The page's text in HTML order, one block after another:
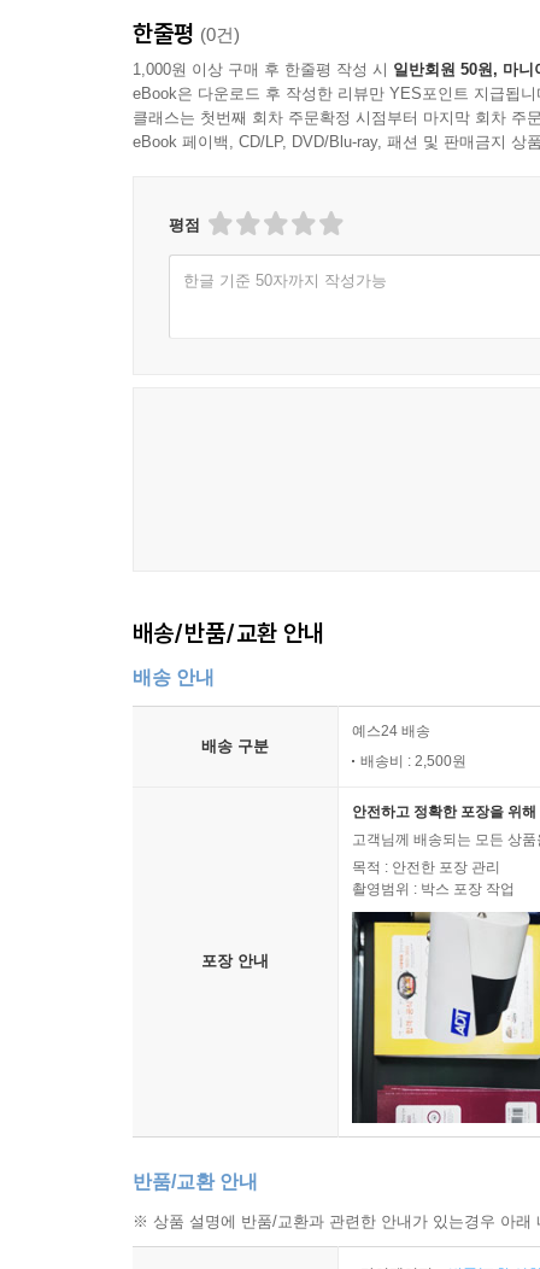
정도다. 내가 읽은 것들이 나의 오늘에 자연스레
―모호했던 일상이 글로 쓰이는 순간에 선명해지
되곤 했다. 있는지도 몰랐던 것을 보이게 하는 언
싶었어’라고 외쳤던 몇 년 전의 내가 아직도 내 안
3부 [좋아하는 곳에서 힘을 모으는 시간]에서는
저자가 카카오브런치에 올린 연재글은 1만 1천
공간으로 자리매김했다. 일기장 대신 사용할
털어놓았을 뿐인데 살가운 공감의 댓글들이 쏟
브런치로, 글쓰기는 삶을 밀어 삶 너머로 나아
좋아하는 일과 하고 싶은 일은 무엇인지 비로소
글을 쓰며 배웠다. 이제 저자는 집안일 사이사
나아가 여자, 주부, 엄마, 아내라는 이름으로 고립
책의 전체에 스미듯 녹아 있는 버지니아 울프의
쓰기의 세계를 유영한 중년 여성 작가들의 문장
한줄평 (0건)
1,000원 이상 구매 후 한줄평 작성 시 일반회원 50원, 마니
eBook은 다운로드 후 작성한 리뷰만 YES포인트 지급됩니
클래스는 첫번째 회차 주문확정 시점부터 마지막 회차 주
eBook 페이백, CD/LP, DVD/Blu-ray, 패션 및 판매금지 상
평점
한글 기준 50자까지 작성가능
배송/반품/교환 안내
배송 안내
배송 구분
예스24 배송
배송비 : 2,500원
포장 안내
안전하고 정확한 포장을 위
고객님께 배송되는 모든 상
목적 : 안전한 포장 관리
촬영범위 : 박스 포장 작업
반품/교환 안내
※ 상품 설명에 반품/교환과 관련한 안내가 있는경우 아